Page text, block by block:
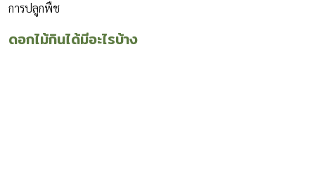
การปลูกพืช
ดอกไม้กินได้มีอะไรบ้าง